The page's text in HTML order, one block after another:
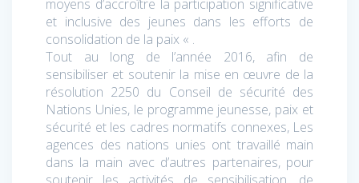
moyens d’accroître la participation significative
et inclusive des jeunes dans les efforts de
consolidation de la paix « .
Tout au long de l’année 2016, afin de
sensibiliser et soutenir la mise en œuvre de la
résolution 2250 du Conseil de sécurité des
Nations Unies, le programme jeunesse, paix et
sécurité et les cadres normatifs connexes, Les
agences des nations unies ont travaillé main
dans la main avec d’autres partenaires, pour